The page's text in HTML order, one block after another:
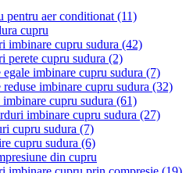
pentru aer conditionat (11)
cupru
imbinare cupru sudura (42)
perete cupru sudura (2)
imbinare cupru sudura (7)
imbinare cupru sudura (32)
cupru sudura (61)
imbinare cupru sudura (27)
cupru sudura (7)
cupru sudura (6)
din cupru